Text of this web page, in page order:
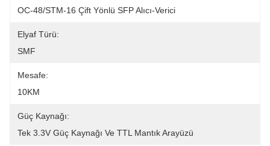
OC-48/STM-16 Çift Yönlü SFP Alıcı-Verici
Elyaf Türü:
SMF
Mesafe:
10KM
Güç Kaynağı:
Tek 3.3V Güç Kaynağı Ve TTL Mantık Arayüzü